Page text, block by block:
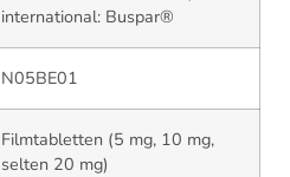
international: Buspar®
N05BE01
Filmtabletten (5 mg, 10 mg,
selten 20 mg)